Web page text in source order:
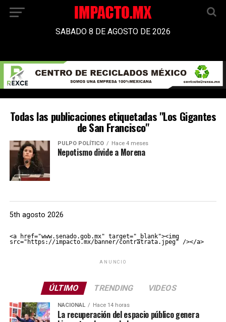
SABADO 8 DE AGOSTO DE 2026
Todas las publicaciones etiquetadas "Los Gigantes
de San Francisco"
PULPO POLÍTICO Hace 4 meses
Nepotismo divide a Morena
5th agosto 2026
<a href="www.senado.gob.mx" target="_blank"><img
src="https://impacto.mx/banner/contratrata.jpeg" /></a>
ANUNCIO
ÚLTIMO TRENDING VIDEOS
NACIONAL Hace 14 horas
La recuperación del espacio público genera